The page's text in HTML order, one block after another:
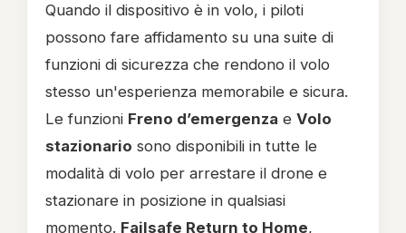
Quando il dispositivo è in volo, i piloti
possono fare affidamento su una suite di
funzioni di sicurezza che rendono il volo
stesso un'esperienza memorabile e sicura.
Le funzioni Freno d’emergenza e Volo
stazionario sono disponibili in tutte le
modalità di volo per arrestare il drone e
stazionare in posizione in qualsiasi
momento. Failsafe Return to Home,